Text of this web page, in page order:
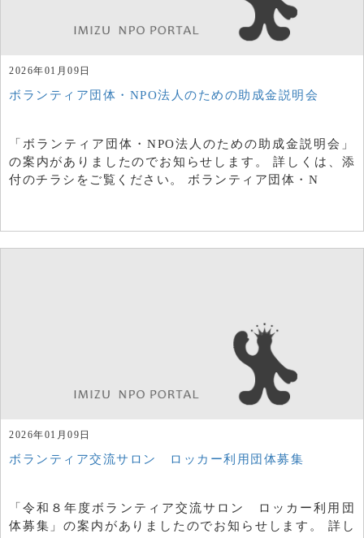
2026年01月09日
ボランティア団体・NPO法人のための助成金説明会
「ボランティア団体・NPO法人のための助成金説明会」
の案内がありましたのでお知らせします。 詳しくは、添
付のチラシをご覧ください。 ボランティア団体・N
2026年01月09日
ボランティア交流サロン ロッカー利用団体募集
「令和８年度ボランティア交流サロン ロッカー利用団
体募集」の案内がありましたのでお知らせします。 詳し